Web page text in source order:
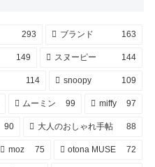
293 ブランド 163
149 スヌーピー 144
114 snoopy 109
ムーミン 99 miffy 97
90 大人のおしゃれ手帖 88
moz 75 otona MUSE 72